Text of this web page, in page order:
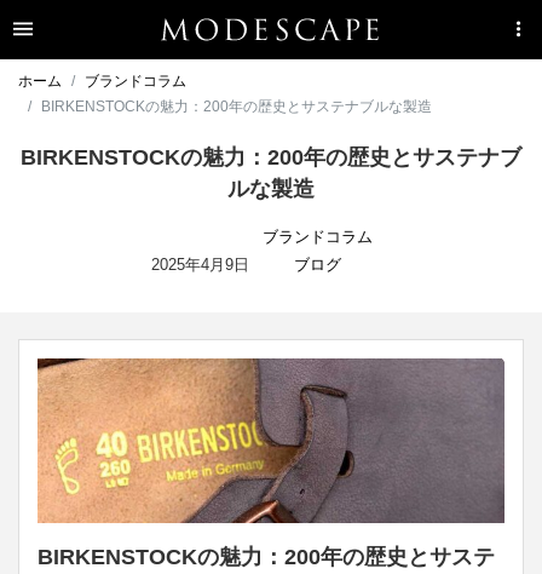
ホーム
ブランドコラム
BIRKENSTOCKの魅力：200年の歴史とサステナブルな製造
BIRKENSTOCKの魅力：200年の歴史とサステナブ
ルな製造
2025年4月9日
ブランドコラム
ブログ
BIRKENSTOCKの魅力：200年の歴史とサステ